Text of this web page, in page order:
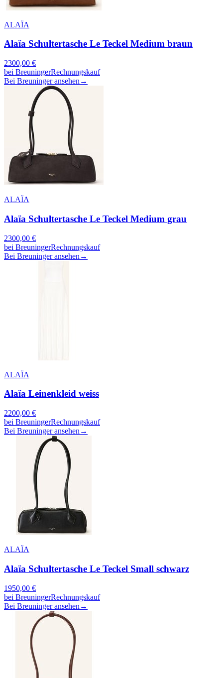
ALAÏA
Alaïa Schultertasche Le Teckel Medium braun
2300,00 €
bei BreuningerRechnungskauf
Bei Breuninger ansehen →
ALAÏA
Alaïa Schultertasche Le Teckel Medium grau
2300,00 €
bei BreuningerRechnungskauf
Bei Breuninger ansehen →
ALAÏA
Alaïa Leinenkleid weiss
2200,00 €
bei BreuningerRechnungskauf
Bei Breuninger ansehen →
ALAÏA
Alaïa Schultertasche Le Teckel Small schwarz
1950,00 €
bei BreuningerRechnungskauf
Bei Breuninger ansehen →